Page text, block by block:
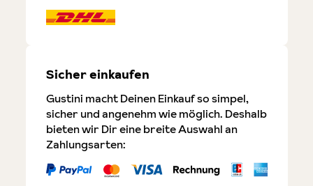
Sicher einkaufen
Gustini macht Deinen Einkauf so simpel,
sicher und angenehm wie möglich. Deshalb
bieten wir Dir eine breite Auswahl an
Zahlungsarten: